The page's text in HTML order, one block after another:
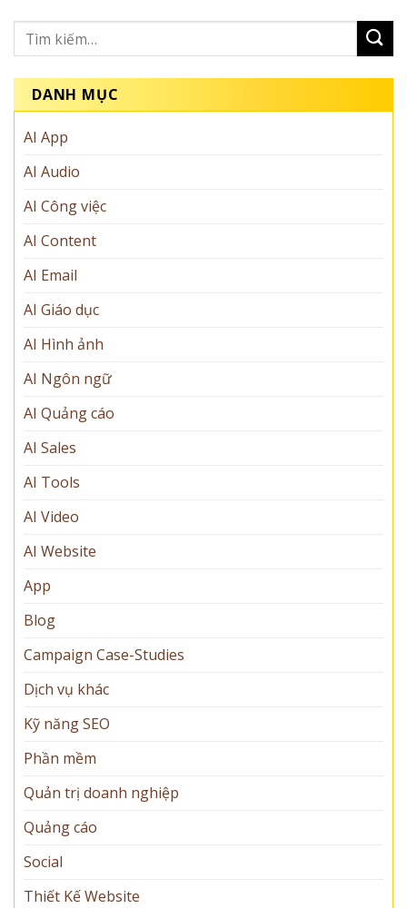
DANH MỤC
AI App
AI Audio
AI Công việc
AI Content
AI Email
AI Giáo dục
AI Hình ảnh
AI Ngôn ngữ
AI Quảng cáo
AI Sales
AI Tools
AI Video
AI Website
App
Blog
Campaign Case-Studies
Dịch vụ khác
Kỹ năng SEO
Phần mềm
Quản trị doanh nghiệp
Quảng cáo
Social
Thiết Kế Website